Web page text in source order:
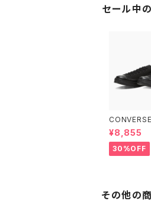
セール中
AR LGCY
LACK)
¥8,855
30%OFF
その他の